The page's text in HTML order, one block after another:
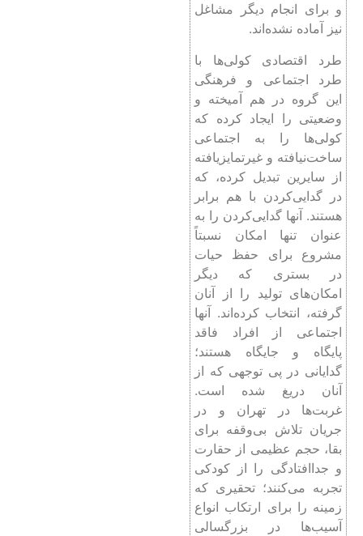
و برای انجام دیگر مشاغل
نیز آماده نشده‌اند.
طرد اقتصادی کولی‌ها با
طرد اجتماعی و فرهنگی
این گروه در هم آمیخته و
وضعیتی را ایجاد کرده که
کولی‌ها را به اجتماعی
ساخت‌نیافته و غیرتمایزیافته
از سایرین تبدیل کرده، که
در گدایی‌کردن با هم برابر
هستند. آنها گدایی‌کردن را به
عنوان تنها امکان نسبتاً
مشروع برای حفظ حیات
در بستری که دیگر
امکان‌های تولید را از آنان
گرفته، انتخاب کرده‌اند. آنها
اجتماعی از افراد فاقد
پایگاه و جایگاه هستند؛
گدایانی در پی توجهی که از
آنان دریغ شده است.
غربت‌ها در تهران و در
جریان تلاش بی‌وقفه برای
بقا، حجم عظیمی از حقارت
و جداافتادگی را از کودکی
تجربه می‌کنند؛ تحقیری که
زمینه را برای ارتکاب انواع
آسیب‌ها در بزرگسالی